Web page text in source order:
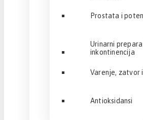
Prostata i
Urinarni
inkontinencija
Varenje, zatvor
Antioksidansi